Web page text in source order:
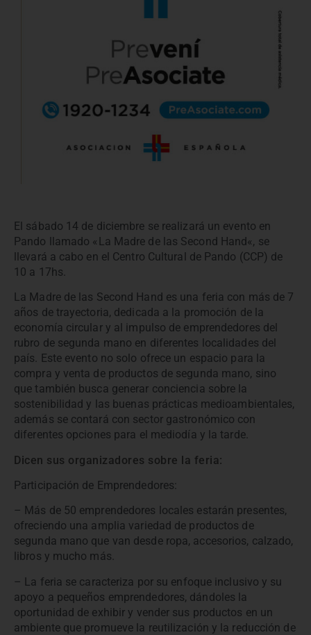
El sábado 14 de diciembre se realizará un evento en
Pando llamado « La Madre de las Second Hand«, se
llevará a cabo en el Centro Cultural de Pando (CCP) de
10 a 17hs.
La Madre de las Second Hand es una feria con más de 7
años de trayectoria, dedicada a la promoción de la
economía circular y al impulso de emprendedores del
rubro de segunda mano en diferentes localidades del
país. Este evento no solo ofrece un espacio para la
compra y venta de productos de segunda mano, sino
que también busca generar conciencia sobre la
sostenibilidad y las buenas prácticas medioambientales,
además se contará con sector gastronómico con
diferentes opciones para el mediodía y la tarde.
Dicen sus organizadores sobre la feria:
Participación de Emprendedores:
– Más de 50 emprendedores locales estarán presentes,
ofreciendo una amplia variedad de productos de
segunda mano que van desde ropa, accesorios, calzado,
libros y mucho más.
– La feria se caracteriza por su enfoque inclusivo y su
apoyo a pequeños emprendedores, dándoles la
oportunidad de exhibir y vender sus productos en un
ambiente que promueve la reutilización y la reducción de